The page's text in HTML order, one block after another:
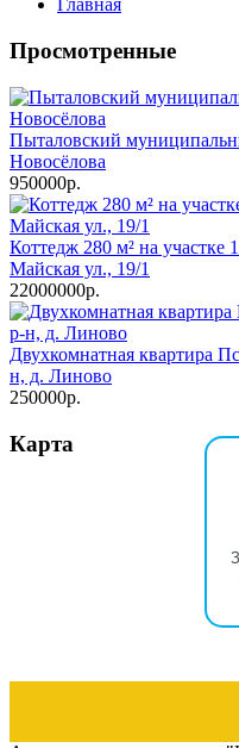
Главная
Просмотренные
Пыталовский
Новосёлова
950000р.
Коттедж 280 м² на участке
Майская ул., 19/1
22000000р.
Двухкомнатная квартира
н, д. Линово
250000р.
Карта